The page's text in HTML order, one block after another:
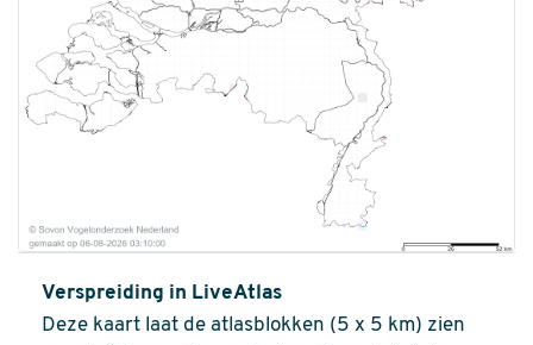
Verspreiding in LiveAtlas
Deze kaart laat de atlasblokken (5 x 5 km) zien